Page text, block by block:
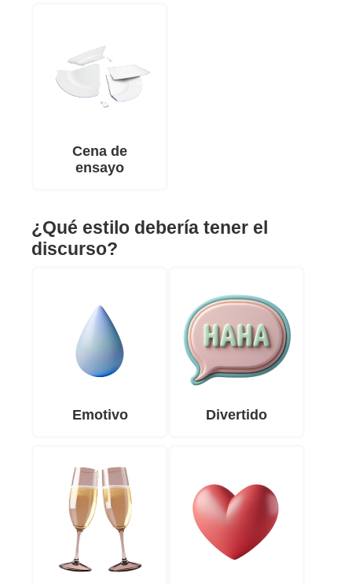
Cena de
ensayo
¿Qué estilo debería tener el
discurso?
Emotivo Divertido